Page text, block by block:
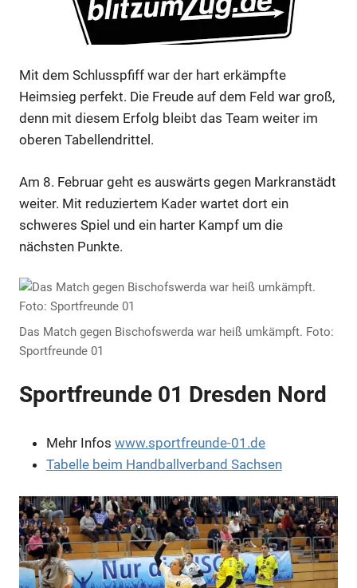
Anzeige
Anzeige
Anzeige
Mit dem Schlusspfiff war der hart erkämpfte
Heimsieg perfekt. Die Freude auf dem Feld war groß,
denn mit diesem Erfolg bleibt das Team weiter im
oberen Tabellendrittel.
Am 8. Februar geht es auswärts gegen Markranstädt
weiter. Mit reduziertem Kader wartet dort ein
schweres Spiel und ein harter Kampf um die
nächsten Punkte.
Das Match gegen Bischofswerda war heiß umkämpft. Foto:
Sportfreunde 01
Sportfreunde 01 Dresden Nord
Mehr Infos www.sportfreunde-01.de
Tabelle beim Handballverband Sachsen